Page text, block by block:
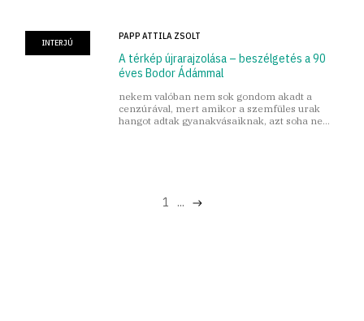
INTERJÚ
PAPP ATTILA ZSOLT
A térkép újrarajzolása – beszélgetés a 90
éves Bodor Ádámmal
nekem valóban nem sok gondom akadt a
cenzúrával, mert amikor a szemfüles urak
hangot adtak gyanakvásaiknak, azt soha nem
1 ...